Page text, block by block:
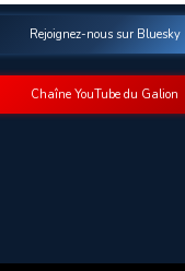
Rejoignez-nous sur Bluesky
Chaîne YouTube du Galion